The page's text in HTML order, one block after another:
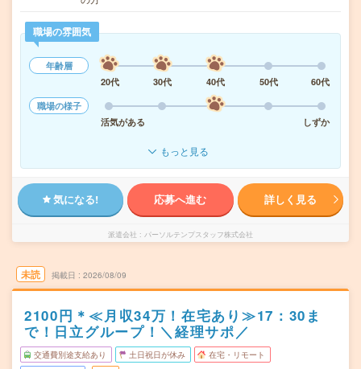
職場の雰囲気
年齢層
20代
30代 40代 50代
60代
職場の様子
活気がある
しずか
もっと見る
気になる! 応募へ進む 詳しく見る
派遣会社 パーソルテンプスタッフ株式会社
未読 掲載日 2026/08/09
2100円＊≪月収34万！在宅あり≫17：30ま
で！日立グループ！＼経理サポ／
交通費別途支給あり 土日祝日が休み 在宅・リモート